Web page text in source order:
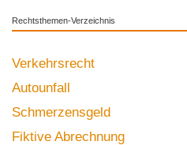
Rechtsthemen-Verzeichnis
Verkehrsrecht
Autounfall
Schmerzensgeld
Fiktive Abrechnung